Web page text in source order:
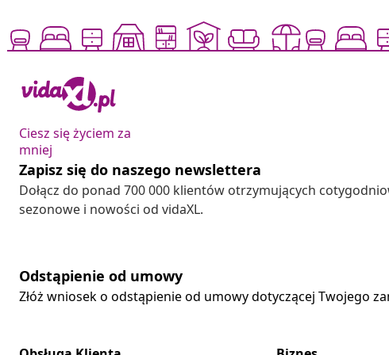
Ciesz się życiem za
mniej
Zapisz się do naszego newslettera
Dołącz do ponad 700 000 klientów otrzymujących
sezonowe i nowości od vidaXL.
Odstąpienie od umowy
Złóż wniosek o odstąpienie od umowy dotyczącej Twojego